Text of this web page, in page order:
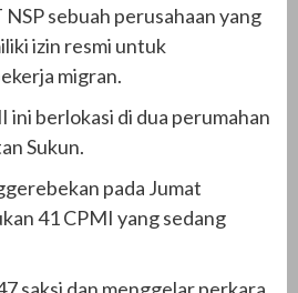
sebuah perusahaan yang
izin resmi untuk
migran.
ini berlokasi di dua perumahan
Sukun.
pada Jumat
41 CPMI yang sedang